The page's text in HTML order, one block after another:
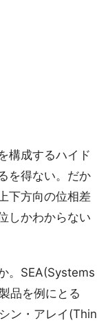
構成するハイド
を得ない。だか
下方向の位相差
しかわからない
。SEA(Systems
品を例にとる
ン・アレイ(Thin